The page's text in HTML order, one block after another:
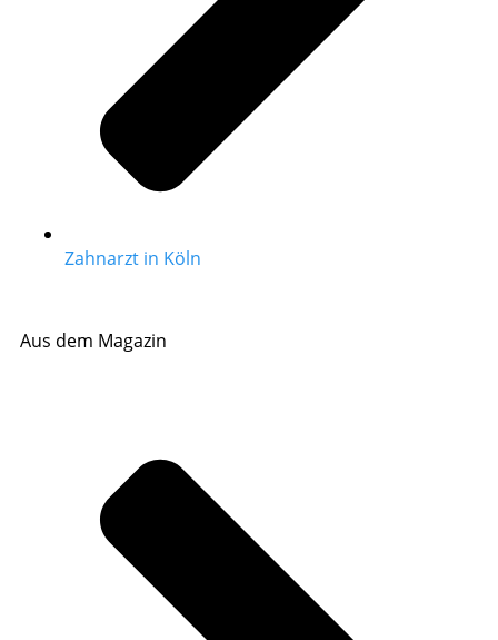
Zahnarzt in Köln
Aus dem Magazin